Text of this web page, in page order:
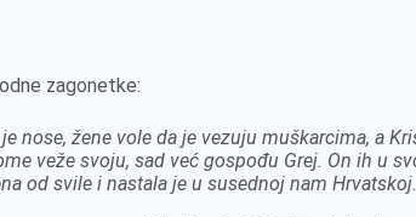
zagonetke:
nose, žene vole da je vezuju muškarcima, a
veže svoju, sad već gospođu Grej. On ih u
od svile i nastala je u susednoj nam